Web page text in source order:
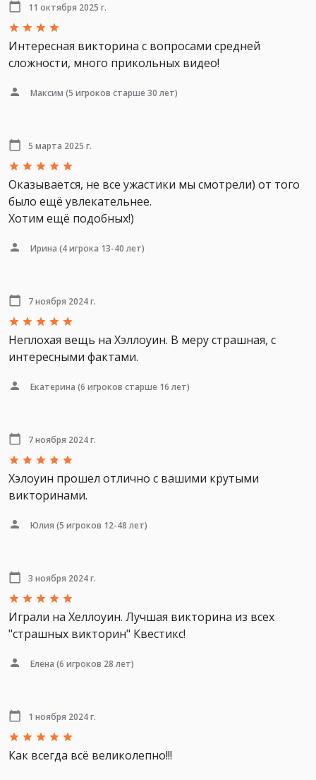
11 октября 2025 г.
Интересная викторина с вопросами средней
сложности, много прикольных видео!
Максим (5 игроков старше 30 лет)
5 марта 2025 г.
Оказывается, не все ужастики мы смотрели) от того
было ещё увлекательнее.
Хотим ещё подобных!)
Ирина (4 игрока 13-40 лет)
7 ноября 2024 г.
Неплохая вещь на Хэллоуин. В меру страшная, с
интересными фактами.
Екатерина (6 игроков старше 16 лет)
7 ноября 2024 г.
Хэлоуин прошел отлично с вашими крутыми
викторинами.
Юлия (5 игроков 12-48 лет)
3 ноября 2024 г.
Играли на Хеллоуин. Лучшая викторина из всех
"страшных викторин" Квестикс!
Елена (6 игроков 28 лет)
1 ноября 2024 г.
Как всегда всё великолепно!!!